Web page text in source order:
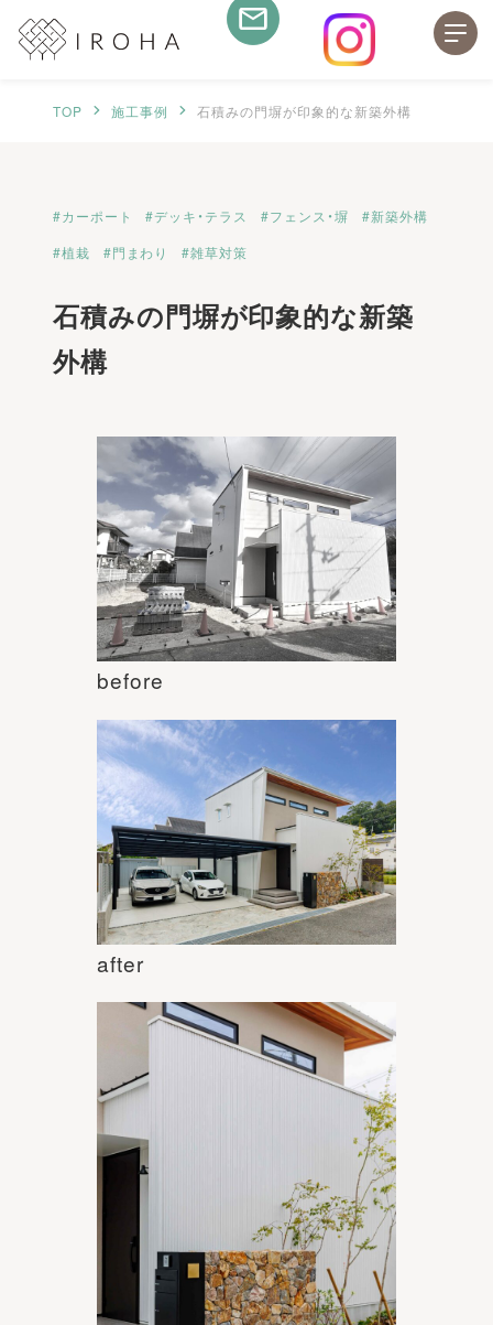
TOP 施工事例 石積みの門塀が印象的な新築外構
カーポート デッキ・テラス フェンス・塀
新築外構
植栽
門まわり 雑草対策
石積みの門塀が印象的な新築
外構
before
after